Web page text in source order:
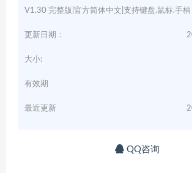
V1.30 完整版|官方简体中文|支持键盘.鼠标.手柄
更新日期：
大小:
有效期
最近更新
QQ咨询